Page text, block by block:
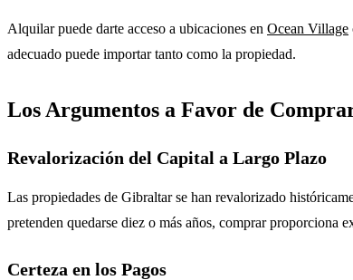
Alquilar puede darte acceso a ubicaciones en Ocean Village
adecuado puede importar tanto como la propiedad.
Los Argumentos a Favor de
Revalorización del Capital a Largo Plazo
Las propiedades de Gibraltar se han revalorizado
pretenden quedarse diez o más años, comprar proporciona
Certeza en los Pagos